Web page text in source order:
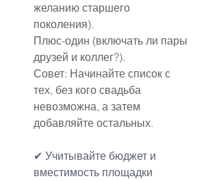
желанию старшего
поколения).
Плюс-один (включать ли пары
друзей и коллег?).
Совет: Начинайте список с
тех, без кого свадьба
невозможна, а затем
добавляйте остальных.
✔ Учитывайте бюджет и
вместимость площадки